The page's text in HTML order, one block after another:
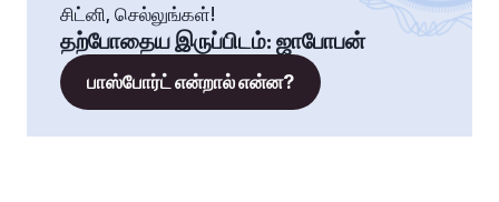
சிட்னி, செல்லுங்கள்!
தற்போதைய இருப்பிடம்: ஜாபோபன்
பாஸ்போர்ட் என்றால் என்ன?